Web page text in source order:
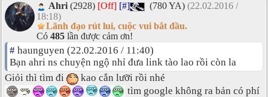
Ahri (2928) [Off] [#] (780 YA) (22.02.2016 /
18:18)
Lãnh đạo rút lui, cuộc vui bắt đầu.
Có 485 lần được cảm ơn!
# haunguyen (22.02.2016 / 11:40)
Bạn ahri ns chuyện ngộ nhỉ đưa link tào lao rồi còn la
Giỏi thì tìm đi
kao cắn lưỡi rồi nhé
tìm google không ra bản có phí